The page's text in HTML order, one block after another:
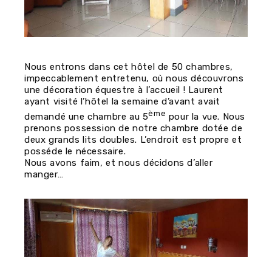
Nous entrons dans cet hôtel de 50 chambres,
impeccablement entretenu, où nous découvrons
une décoration équestre à l’accueil ! Laurent
ayant visité l’hôtel la semaine d’avant avait
demandé une chambre au 5ème pour la vue. Nous
prenons possession de notre chambre dotée de
deux grands lits doubles. L’endroit est propre et
posséde le nécessaire.
Nous avons faim, et nous décidons d’aller
manger…